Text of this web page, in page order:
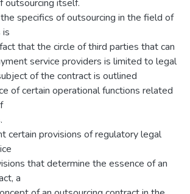
outsourcing itself.
specifics of outsourcing in the field of
is
that the circle of third parties that can
service providers is limited to legal
of the contract is outlined
of certain operational functions related
certain provisions of regulatory legal
that determine the essence of an
a